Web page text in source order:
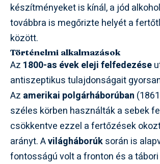
készítményeket is kínál, a jód
továbbra is megőrizte helyét a
között.
Történelmi alkalmazások
Az 1800-as évek eleji felfedezése
antiszeptikus tulajdonságait
Az amerikai polgárháborúban
széles körben használták a sebek
csökkentve ezzel a fertőzések
arányt. Avilágháborúksorán is
fontosságú volt a fronton és a